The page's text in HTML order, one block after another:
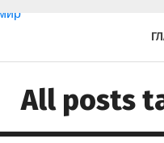
All posts